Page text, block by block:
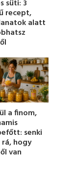
süti: 3
recept,
alatt
a finom,
senki
hogy
van